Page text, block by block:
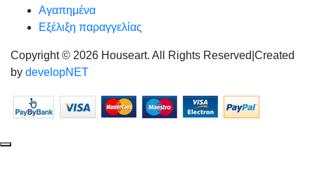
Αγαπημένα
Εξέλιξη παραγγελίας
Copyright © 2026 Houseart. All Rights Reserved Created
by developNET